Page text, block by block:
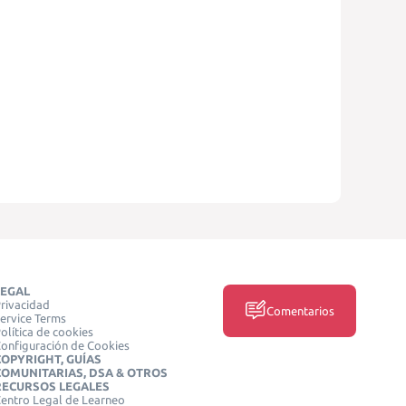
Terms
de cookies
de Cookies
GUÍAS
DSA & OTROS
LEGALES
Legal de Learneo
Comentarios